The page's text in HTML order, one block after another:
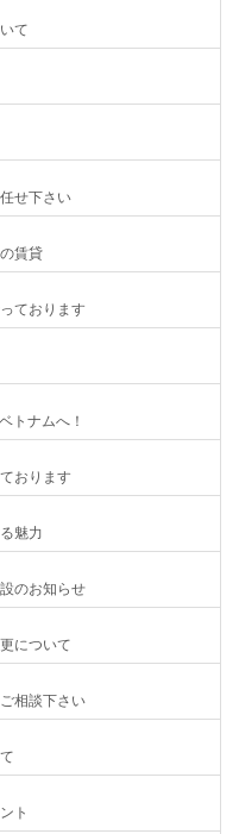
て
せ下さい
賃貸
ております
トナムへ！
おります
魅力
のお知らせ
について
相談下さい
ト